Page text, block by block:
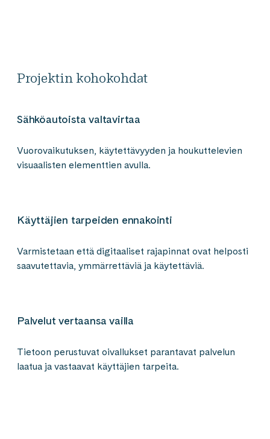
Projektin kohokohdat
Sähköautoista valtavirtaa
Vuorovaikutuksen, käytettävyyden ja houkuttelevien
visuaalisten elementtien avulla.
Käyttäjien tarpeiden ennakointi
Varmistetaan että digitaaliset rajapinnat ovat helposti
saavutettavia, ymmärrettäviä ja käytettäviä.
Palvelut vertaansa vailla
Tietoon perustuvat oivallukset parantavat palvelun
laatua ja vastaavat käyttäjien tarpeita.